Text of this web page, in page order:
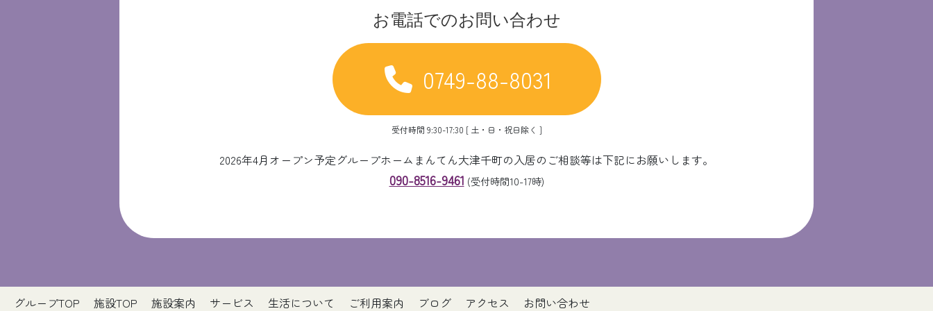
お電話でのお問い合わせ
0749-88-8031
受付時間 9:30-17:30 [ 土・日・祝日除く ]
2026年4月オープン予定グループホームまんてん大津千町の入居のご相談等は下記にお願いします。
090-8516-9461 (受付時間10-17時)
グループTOP 施設TOP 施設案内 サービス 生活について ご利用案内 ブログ アクセス お問い合わせ